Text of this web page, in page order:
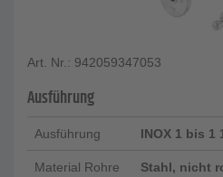
Art. Nr.: 942059347053
Ausführung
Ausführung INOX 1 bis 1
Material Rohre
Stahl, nicht